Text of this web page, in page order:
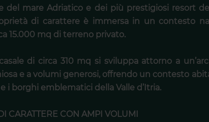
del mare Adriatico e dei più prestigiosi resort
di carattere è immersa in un contesto
15.000 mq di terreno privato.
di circa 310 mq si sviluppa attorno a
e a volumi generosi, offrendo un contesto
i borghi emblematici della Valle d’Itria.
CARATTERE CON AMPI VOLUMI